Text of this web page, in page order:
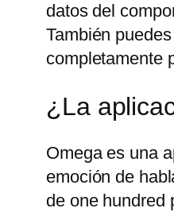
datos del
También
completamente
¿La
Omega es una
emoción de
de one hundred